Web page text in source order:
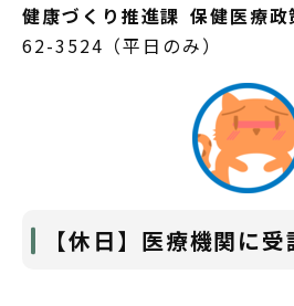
健康づくり推進課 保健医療政
62-3524（平日のみ）
【休日】医療機関に